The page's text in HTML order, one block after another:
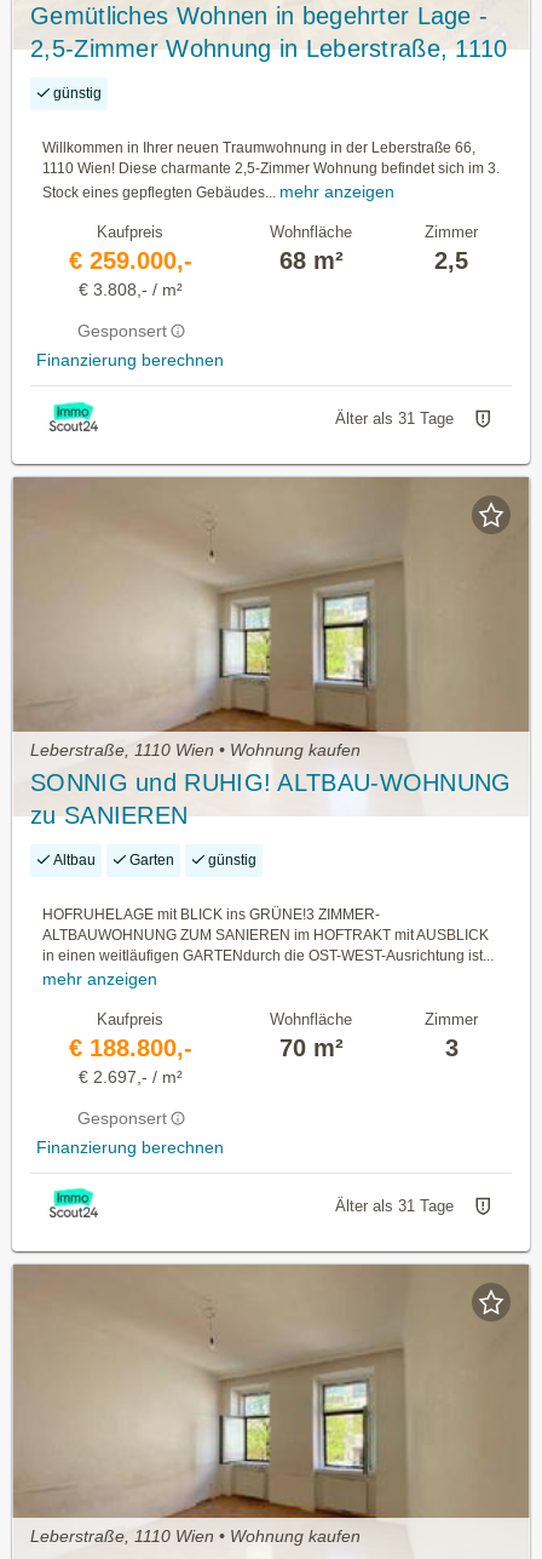
Gemütliches Wohnen in begehrter Lage -
2,5-Zimmer Wohnung in Leberstraße, 1110
Wien
günstig
Willkommen in Ihrer neuen Traumwohnung in der Leberstraße 66,
1110 Wien! Diese charmante 2,5-Zimmer Wohnung befindet sich im 3.
Stock eines gepflegten Gebäudes... mehr anzeigen
Kaufpreis
€ 259.000,-
€ 3.808,- / m²
Gesponsert
Finanzierung berechnen
Wohnfläche
68 m²
Zimmer
2,5
Älter als 31 Tage
Leberstraße, 1110 Wien • Wohnung kaufen
SONNIG und RUHIG! ALTBAU-WOHNUNG
zu SANIEREN
Altbau Garten günstig
HOFRUHELAGE mit BLICK ins GRÜNE!3 ZIMMER-
ALTBAUWOHNUNG ZUM SANIEREN im HOFTRAKT mit AUSBLICK
in einen weitläufigen GARTENdurch die OST-WEST-Ausrichtung ist...
mehr anzeigen
Kaufpreis
€ 188.800,-
€ 2.697,- / m²
Gesponsert
Finanzierung berechnen
Wohnfläche
70 m²
Zimmer
3
Älter als 31 Tage
Leberstraße, 1110 Wien • Wohnung kaufen